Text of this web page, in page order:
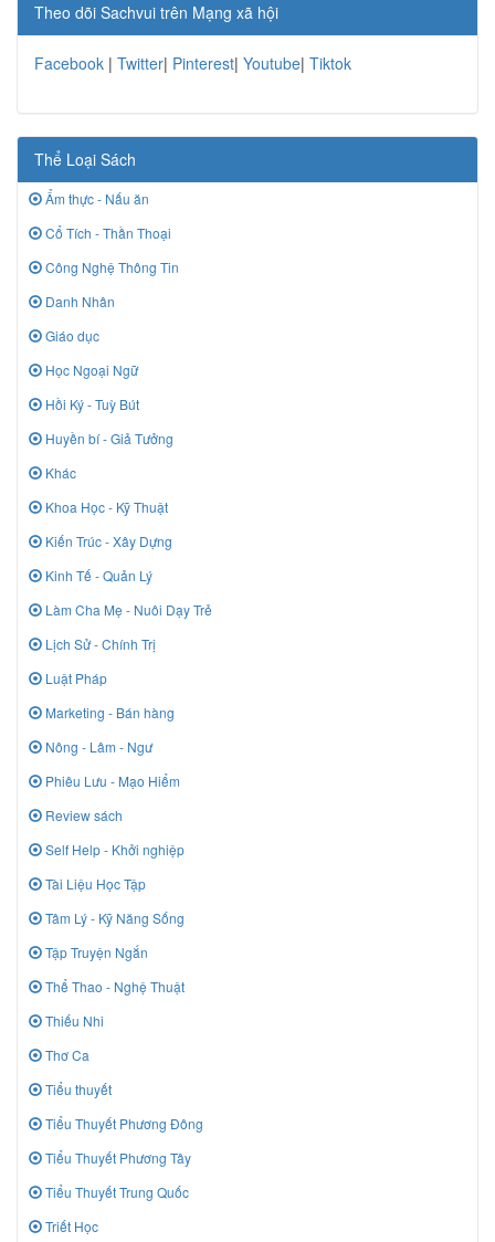
Theo dõi Sachvui trên Mạng xã hội
Facebook | Twitter| Pinterest| Youtube| Tiktok
Thể Loại Sách
Ẩm thực - Nấu ăn
Cổ Tích - Thần Thoại
Công Nghệ Thông Tin
Danh Nhân
Giáo dục
Học Ngoại Ngữ
Hồi Ký - Tuỳ Bút
Huyền bí - Giả Tưởng
Khác
Khoa Học - Kỹ Thuật
Kiến Trúc - Xây Dựng
Kinh Tế - Quản Lý
Làm Cha Mẹ - Nuôi Dạy Trẻ
Lịch Sử - Chính Trị
Luật Pháp
Marketing - Bán hàng
Nông - Lâm - Ngư
Phiêu Lưu - Mạo Hiểm
Review sách
Self Help - Khởi nghiệp
Tài Liệu Học Tập
Tâm Lý - Kỹ Năng Sống
Tập Truyện Ngắn
Thể Thao - Nghệ Thuật
Thiếu Nhi
Thơ Ca
Tiểu thuyết
Tiểu Thuyết Phương Đông
Tiểu Thuyết Phương Tây
Tiểu Thuyết Trung Quốc
Triết Học